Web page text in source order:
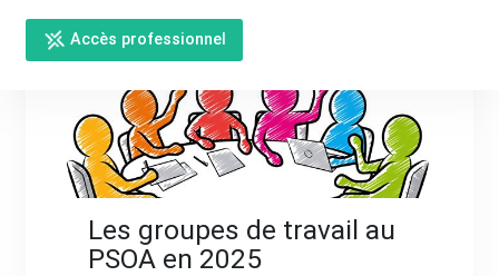
Accès professionnel
Les groupes de travail au
PSOA en 2025